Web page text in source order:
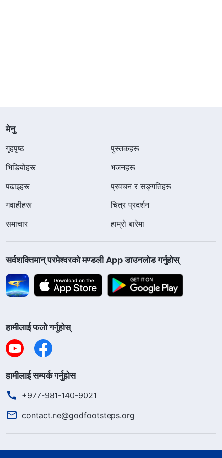
मेनु
गृहपृष्ठ
पुस्तकहरू
भिडियोहरू
भजनहरू
पढाइहरू
प्रवचन र सङ्गतिहरू
गवाहीहरू
चित्र प्रदर्शन
समाचार
हाम्रो बारेमा
सर्वशक्तिमान्‌ परमेश्‍वरको मण्डली App डाउनलोड गर्नुहोस्
हामीलाई फलो गर्नुहोस्
हामीलाई सम्पर्क गर्नुहोस
+977-981-140-9021
contact.ne@godfootsteps.org